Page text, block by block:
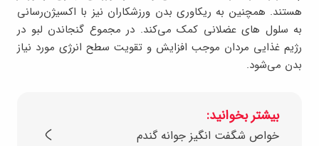
هستند. همچنین به ریکاوری بدن ورزشکاران نیز با اکسیژن‌رسانی
به سلول های عضلانی کمک می‌کند. در مجموع گنجاندن لبو در
رژیم غذایی مردان موجب افزایش و تقویت سطح انرژی مورد نیاز
بدن می‌شود.
بیشتر بخوانید:
خواص شگفت انگیز جوانه گندم